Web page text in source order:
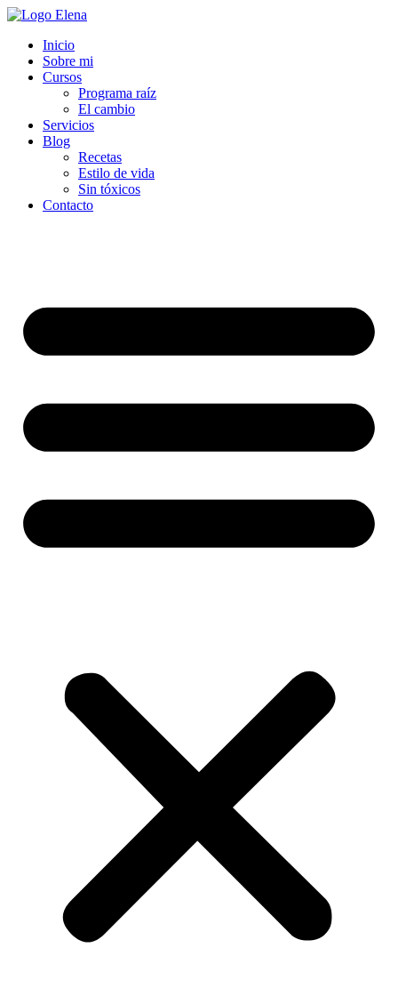
Inicio
Sobre mi
Cursos
Programa raíz
El cambio
Servicios
Blog
Recetas
Estilo de vida
Sin tóxicos
Contacto